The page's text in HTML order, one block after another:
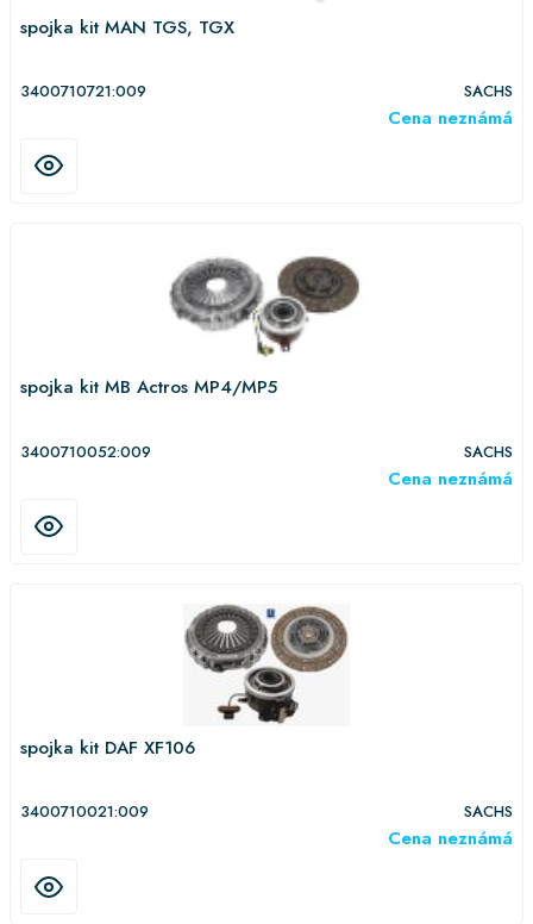
spojka kit MAN TGS, TGX
3400710721:009 SACHS
Cena neznámá
spojka kit MB Actros MP4/MP5
3400710052:009 SACHS
Cena neznámá
spojka kit DAF XF106
3400710021:009 SACHS
Cena neznámá